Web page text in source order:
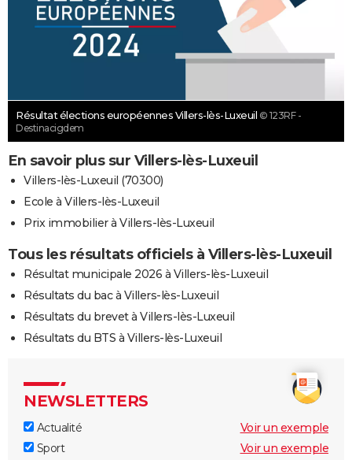
Résultat élections européennes Villers-lès-Luxeuil © 123RF -
Destinacigdem
En savoir plus sur Villers-lès-Luxeuil
Villers-lès-Luxeuil (70300)
Ecole à Villers-lès-Luxeuil
Prix immobilier à Villers-lès-Luxeuil
Tous les résultats officiels à Villers-lès-Luxeuil
Résultat municipale 2026 à Villers-lès-Luxeuil
Résultats du bac à Villers-lès-Luxeuil
Résultats du brevet à Villers-lès-Luxeuil
Résultats du BTS à Villers-lès-Luxeuil
NEWSLETTERS
Actualité
Voir un exemple
Sport
Voir un exemple